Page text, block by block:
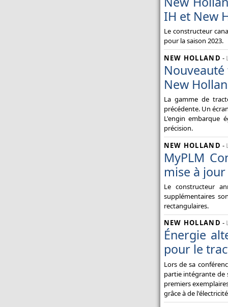
IH et New
Le constructeur
pour la saison 2023.
NEW HOLLAND -
New
La gamme de
précédente. Un
L'engin embarque
précision.
NEW HOLLAND -
MyPLM
mise à
Le constructeur
supplémentaires
rectangulaires.
NEW HOLLAND -
Énergie
pour le
Lors de sa
partie intégrante de
premiers
grâce à de